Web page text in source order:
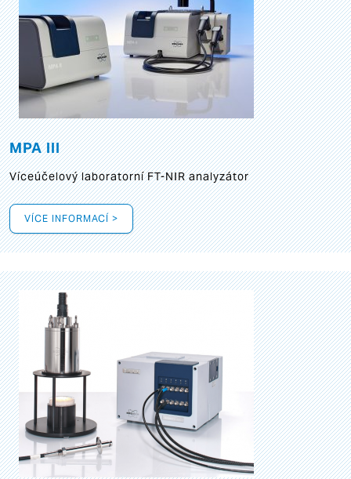
MPA III
Víceúčelový laboratorní FT-NIR analyzátor
VÍCE INFORMACÍ >